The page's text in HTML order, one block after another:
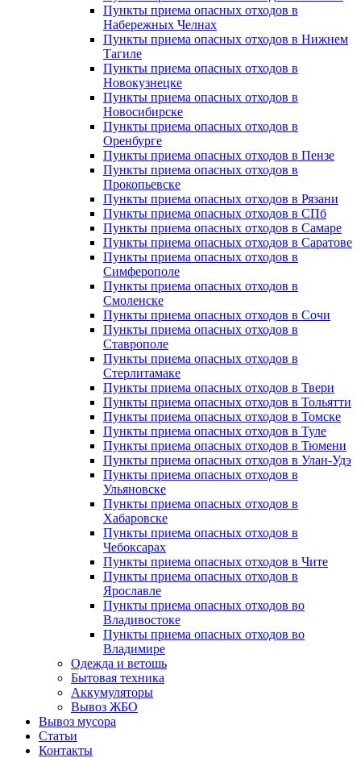
Пункты приема опасных отходов в
Набережных Челнах
Пункты приема опасных отходов в Нижнем
Тагиле
Пункты приема опасных отходов в
Новокузнецке
Пункты приема опасных отходов в
Новосибирске
Пункты приема опасных отходов в
Оренбурге
Пункты приема опасных отходов в Пензе
Пункты приема опасных отходов в
Прокопьевске
Пункты приема опасных отходов в Рязани
Пункты приема опасных отходов в СПб
Пункты приема опасных отходов в Самаре
Пункты приема опасных отходов в Саратове
Пункты приема опасных отходов в
Симферополе
Пункты приема опасных отходов в
Смоленске
Пункты приема опасных отходов в Сочи
Пункты приема опасных отходов в
Ставрополе
Пункты приема опасных отходов в
Стерлитамаке
Пункты приема опасных отходов в Твери
Пункты приема опасных отходов в Тольятти
Пункты приема опасных отходов в Томске
Пункты приема опасных отходов в Туле
Пункты приема опасных отходов в Тюмени
Пункты приема опасных отходов в Улан-Удэ
Пункты приема опасных отходов в
Ульяновске
Пункты приема опасных отходов в
Хабаровске
Пункты приема опасных отходов в
Чебоксарах
Пункты приема опасных отходов в Чите
Пункты приема опасных отходов в
Ярославле
Пункты приема опасных отходов во
Владивостоке
Пункты приема опасных отходов во
Владимире
Одежда и ветошь
Бытовая техника
Аккумуляторы
Вывоз ЖБО
Вывоз мусора
Статьи
Контакты